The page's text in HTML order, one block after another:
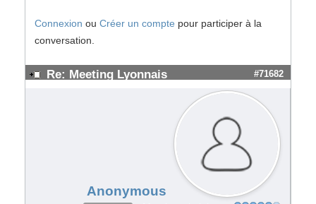
Connexion ou Créer un compte pour participer à la
conversation.
Re: Meeting Lyonnais #71682
Anonymous